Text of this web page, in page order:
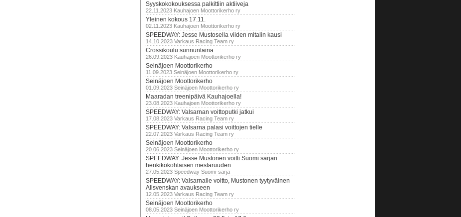
Syyskokokouksessa palkittiin aktiiveja
22.11.2023 Kauhajoen Moottorikerho ry
Yleinen kokous 17.11.
02.11.2023 Kauhajoen Moottorikerho ry
SPEEDWAY: Jesse Mustosella viiden mitalin kausi
14.10.2023 Varkaus Racing Team ry
Crossikoulu sunnuntaina
26.09.2023 Kauhajoen Moottorikerho ry
Seinäjoen Moottorikerho
11.09.2023 Seinäjoen Moottorikerho ry
Seinäjoen Moottorikerho
01.09.2023 Seinäjoen Moottorikerho ry
Maaradan treenipäivä Kauhajoella!
23.08.2023 Kauhajoen Moottorikerho ry
SPEEDWAY: Valsarnan voittoputki jatkui
17.08.2023 Varkaus Racing Team ry
SPEEDWAY: Valsarna palasi voittojen tielle
22.07.2023 Varkaus Racing Team ry
Seinäjoen Moottorikerho
20.06.2023 Seinäjoen Moottorikerho ry
SPEEDWAY: Jesse Mustonen voitti Suomi sarjan
henkikökohtaisen mestaruuden
27.05.2023 Speedway Suomi-sarja
SPEEDWAY: Valsarnalle voitto, Mustonen tyytyväinen
Allsvenskan avaukseen
12.05.2023 Varkaus Racing Team ry
Seinäjoen Moottorikerho
08.05.2023 Seinäjoen Moottorikerho ry